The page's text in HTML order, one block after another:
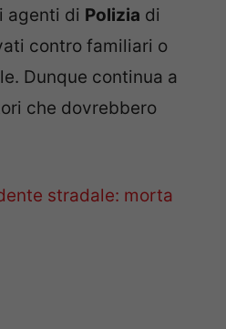
agenti di Polizia di
contro familiari o
Dunque continua a
che dovrebbero
stradale: morta